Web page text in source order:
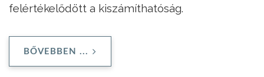
felértékelődött a kiszámíthatóság.
BŐVEBBEN ...